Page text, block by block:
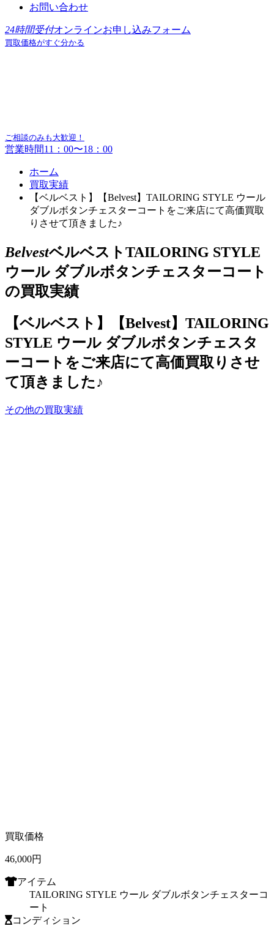
お問い合わせ
24時間受付オンラインお申し込みフォーム
買取価格がすぐ分かる
ご相談のみも大歓迎！
営業時間11：00〜18：00
ホーム
買取実績
【ベルベスト】【Belvest】TAILORING STYLE ウール
ダブルボタンチェスターコートをご来店にて高価買取
りさせて頂きました♪
BelvestベルベストTAILORING STYLE
ウール ダブルボタンチェスターコート
の買取実績
【ベルベスト】【Belvest】TAILORING
STYLE ウール ダブルボタンチェスタ
ーコートをご来店にて高価買取りさせ
て頂きました♪
その他の買取実績
買取価格
46,000円
アイテム
TAILORING STYLE ウール ダブルボタンチェスターコ
ート
コンディション